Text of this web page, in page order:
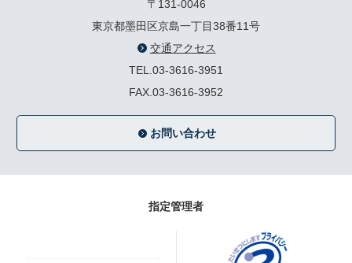
〒131-0046
東京都墨田区京島一丁目38番11号
交通アクセス
TEL.03-3616-3951
FAX.03-3616-3952
お問い合わせ
指定管理者